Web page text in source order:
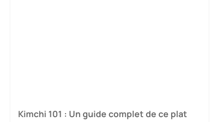
Kimchi 101 : Un guide complet de ce plat